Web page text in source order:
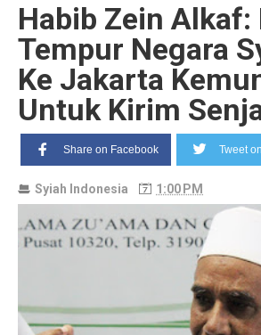
Habib Zein Alkaf:
Tempur Negara
Ke Jakarta
Untuk Kirim
Share on Facebook Tweet
Syiah Indonesia 1:00 PM